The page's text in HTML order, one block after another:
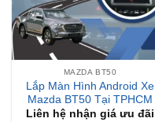
MAZDA BT50
Lắp Màn Hình Android Xe
Mazda BT50 Tại TPHCM
Liên hệ nhận giá ưu đãi